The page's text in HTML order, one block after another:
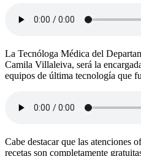
La Tecnóloga Médica del
Camila Villaleiva, será la
equipos de última tecnología que
Cabe destacar que las atenciones
recetas son completamente